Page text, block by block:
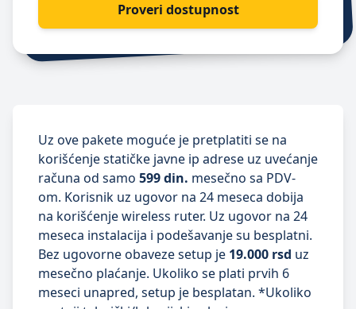
Proveri dostupnost
Uz ove pakete moguće je pretplatiti se na
korišćenje statičke javne ip adrese uz uvećanje
računa od samo 599 din. mesečno sa PDV-
om. Korisnik uz ugovor na 24 meseca dobija
na korišćenje wireless ruter. Uz ugovor na 24
meseca instalacija i podešavanje su besplatni.
Bez ugovorne obaveze setup je 19.000 rsd uz
mesečno plaćanje. Ukoliko se plati prvih 6
meseci unapred, setup je besplatan. *Ukoliko